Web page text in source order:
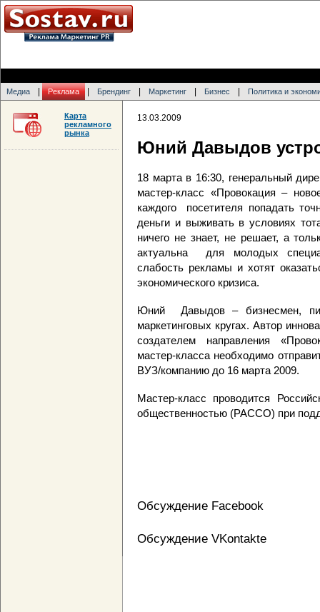
Медиа Реклама Брендинг Маркетинг Бизнес Политика и
13.03.2009
Юний Давыдов
18 марта в 16:30, генеральный
мастер-класс «Провокация –
каждого посетителя попадать
деньги и выживать в условиях
ничего не знает, не решает, а
актуальна для молодых
слабость рекламы и хотят
экономического кризиса.
Юний Давыдов – бизнесмен,
маркетинговых кругах. Автор
создателем направления
мастер-класса необходимо
ВУЗ/компанию до 16 марта 2009.
Мастер-класс проводится
общественностью (РАССО) при
Обсуждение Facebook
Обсуждение VKontakte
Карта
рекламного
рынка